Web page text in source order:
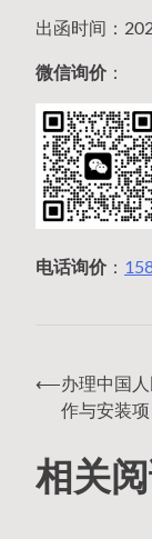
出函时间：
微信询价：
电话询价：
文
章
⟵办理中国
作与安装
相关